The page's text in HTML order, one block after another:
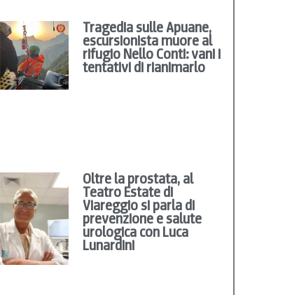
Tragedia sulle Apuane,
escursionista muore al
rifugio Nello Conti: vani i
tentativi di rianimarlo
Oltre la prostata, al
Teatro Estate di
Viareggio si parla di
prevenzione e salute
urologica con Luca
Lunardini